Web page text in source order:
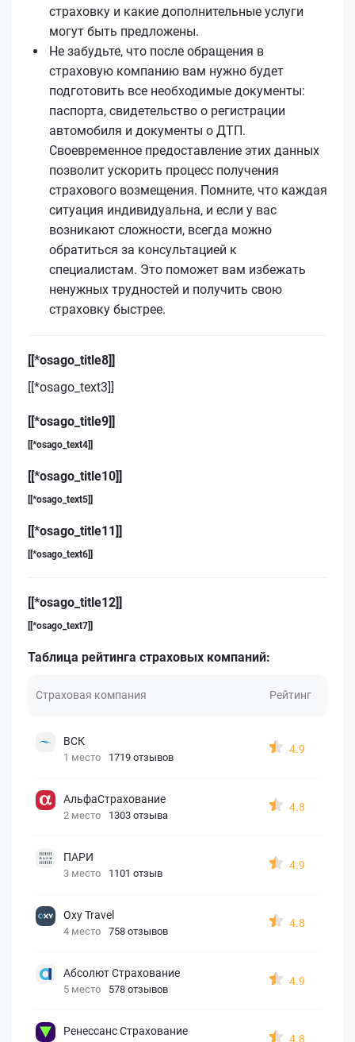
страховку и какие дополнительные услуги
могут быть предложены.
Не забудьте, что после обращения в
страховую компанию вам нужно будет
подготовить все необходимые документы:
паспорта, свидетельство о регистрации
автомобиля и документы о ДТП.
Своевременное предоставление этих данных
позволит ускорить процесс получения
страхового возмещения. Помните, что каждая
ситуация индивидуальна, и если у вас
возникают сложности, всегда можно
обратиться за консультацией к
специалистам. Это поможет вам избежать
ненужных трудностей и получить свою
страховку быстрее.
[[*osago_title8]]
[[*osago_text3]]
[[*osago_title9]]
[[*osago_text4]]
[[*osago_title10]]
[[*osago_text5]]
[[*osago_title11]]
[[*osago_text6]]
[[*osago_title12]]
[[*osago_text7]]
Таблица рейтинга страховых компаний:
Страховая компания Рейтинг
ВСК
1 место 1719 отзывов
4.9
АльфаСтрахование
2 место 1303 отзыва
4.8
ПАРИ
3 место 1101 отзыв
4.9
Oxy Travel
4 место 758 отзывов
4.8
Абсолют Страхование
5 место 578 отзывов
4.9
Ренессанс Страхование
4.8